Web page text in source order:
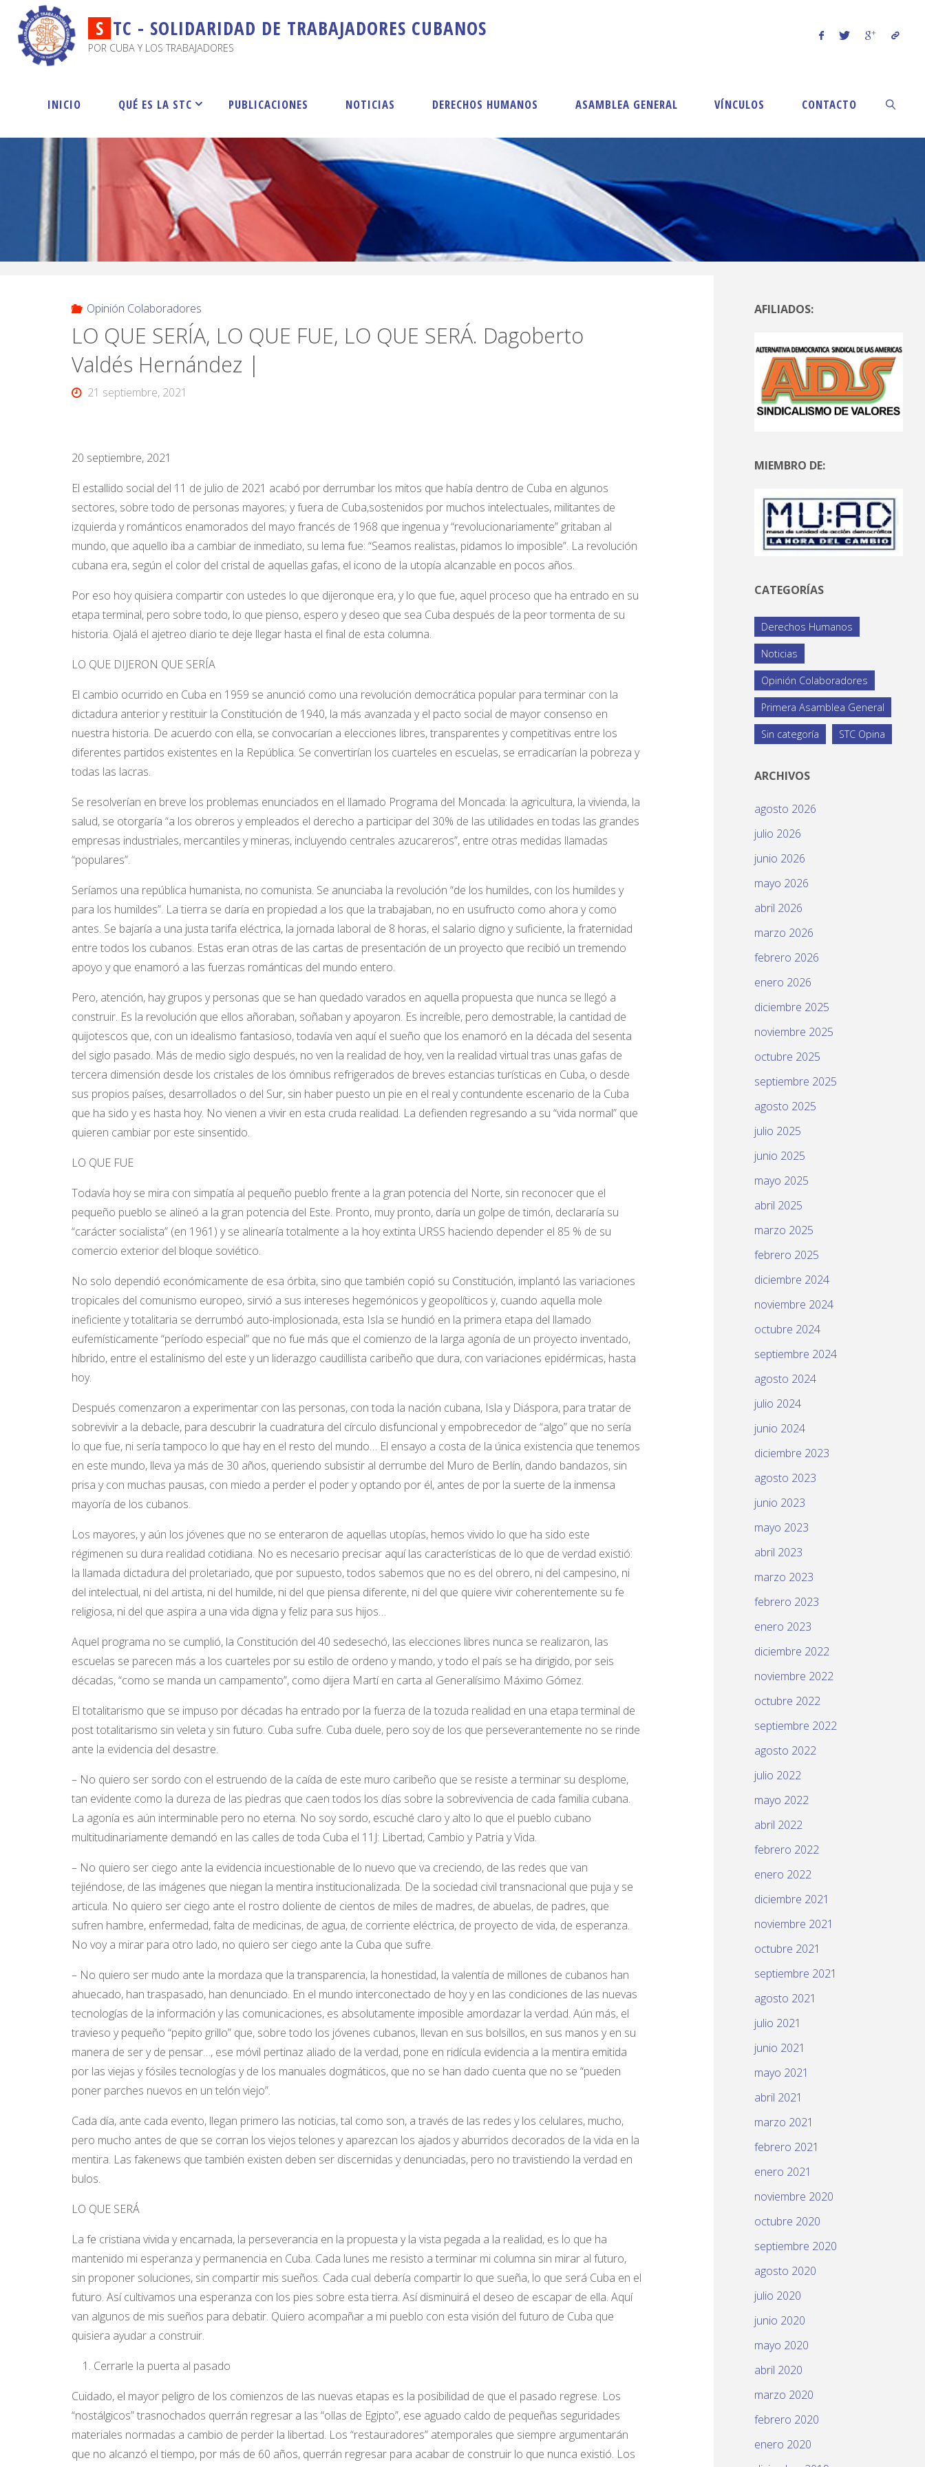
S TC - SOLIDARIDAD DE TRABAJADORES CUBANOS
POR CUBA Y LOS TRABAJADORES
INICIO QUÉ ES LA STC PUBLICACIONES NOTICIAS DERECHOS HUMANOS ASAMBLEA GENERAL VÍNCULOS CONTACTO
Opinión Colaboradores
LO QUE SERÍA, LO QUE FUE, LO QUE SERÁ. Dagoberto
Valdés Hernández |
21 septiembre, 2021
20 septiembre, 2021
El estallido social del 11 de julio de 2021 acabó por derrumbar los mitos que había dentro de Cuba en algunos
sectores, sobre todo de personas mayores; y fuera de Cuba,sostenidos por muchos intelectuales, militantes de
izquierda y románticos enamorados del mayo francés de 1968 que ingenua y “revolucionariamente” gritaban al
mundo, que aquello iba a cambiar de inmediato, su lema fue: “Seamos realistas, pidamos lo imposible”. La revolución
cubana era, según el color del cristal de aquellas gafas, el icono de la utopía alcanzable en pocos años.
Por eso hoy quisiera compartir con ustedes lo que dijeronque era, y lo que fue, aquel proceso que ha entrado en su
etapa terminal, pero sobre todo, lo que pienso, espero y deseo que sea Cuba después de la peor tormenta de su
historia. Ojalá el ajetreo diario te deje llegar hasta el final de esta columna.
LO QUE DIJERON QUE SERÍA
El cambio ocurrido en Cuba en 1959 se anunció como una revolución democrática popular para terminar con la
dictadura anterior y restituir la Constitución de 1940, la más avanzada y el pacto social de mayor consenso en
nuestra historia. De acuerdo con ella, se convocarían a elecciones libres, transparentes y competitivas entre los
diferentes partidos existentes en la República. Se convertirían los cuarteles en escuelas, se erradicarían la pobreza y
todas las lacras.
Se resolverían en breve los problemas enunciados en el llamado Programa del Moncada: la agricultura, la vivienda, la
salud, se otorgaría “a los obreros y empleados el derecho a participar del 30% de las utilidades en todas las grandes
empresas industriales, mercantiles y mineras, incluyendo centrales azucareros”, entre otras medidas llamadas
“populares”.
Seríamos una república humanista, no comunista. Se anunciaba la revolución “de los humildes, con los humildes y
para los humildes”. La tierra se daría en propiedad a los que la trabajaban, no en usufructo como ahora y como
antes. Se bajaría a una justa tarifa eléctrica, la jornada laboral de 8 horas, el salario digno y suficiente, la fraternidad
entre todos los cubanos. Estas eran otras de las cartas de presentación de un proyecto que recibió un tremendo
apoyo y que enamoró a las fuerzas románticas del mundo entero.
Pero, atención, hay grupos y personas que se han quedado varados en aquella propuesta que nunca se llegó a
construir. Es la revolución que ellos añoraban, soñaban y apoyaron. Es increíble, pero demostrable, la cantidad de
quijotescos que, con un idealismo fantasioso, todavía ven aquí el sueño que los enamoró en la década del sesenta
del siglo pasado. Más de medio siglo después, no ven la realidad de hoy, ven la realidad virtual tras unas gafas de
tercera dimensión desde los cristales de los ómnibus refrigerados de breves estancias turísticas en Cuba, o desde
sus propios países, desarrollados o del Sur, sin haber puesto un pie en el real y contundente escenario de la Cuba
que ha sido y es hasta hoy. No vienen a vivir en esta cruda realidad. La defienden regresando a su “vida normal” que
quieren cambiar por este sinsentido.
LO QUE FUE
Todavía hoy se mira con simpatía al pequeño pueblo frente a la gran potencia del Norte, sin reconocer que el
pequeño pueblo se alineó a la gran potencia del Este. Pronto, muy pronto, daría un golpe de timón, declararía su
“carácter socialista” (en 1961) y se alinearía totalmente a la hoy extinta URSS haciendo depender el 85 % de su
comercio exterior del bloque soviético.
No solo dependió económicamente de esa órbita, sino que también copió su Constitución, implantó las variaciones
tropicales del comunismo europeo, sirvió a sus intereses hegemónicos y geopolíticos y, cuando aquella mole
ineficiente y totalitaria se derrumbó auto-implosionada, esta Isla se hundió en la primera etapa del llamado
eufemísticamente “período especial” que no fue más que el comienzo de la larga agonía de un proyecto inventado,
híbrido, entre el estalinismo del este y un liderazgo caudillista caribeño que dura, con variaciones epidérmicas, hasta
hoy.
Después comenzaron a experimentar con las personas, con toda la nación cubana, Isla y Diáspora, para tratar de
sobrevivir a la debacle, para descubrir la cuadratura del círculo disfuncional y empobrecedor de “algo” que no sería
lo que fue, ni sería tampoco lo que hay en el resto del mundo… El ensayo a costa de la única existencia que tenemos
en este mundo, lleva ya más de 30 años, queriendo subsistir al derrumbe del Muro de Berlín, dando bandazos, sin
prisa y con muchas pausas, con miedo a perder el poder y optando por él, antes de por la suerte de la inmensa
mayoría de los cubanos.
Los mayores, y aún los jóvenes que no se enteraron de aquellas utopías, hemos vivido lo que ha sido este
régimenen su dura realidad cotidiana. No es necesario precisar aquí las características de lo que de verdad existió:
la llamada dictadura del proletariado, que por supuesto, todos sabemos que no es del obrero, ni del campesino, ni
del intelectual, ni del artista, ni del humilde, ni del que piensa diferente, ni del que quiere vivir coherentemente su fe
religiosa, ni del que aspira a una vida digna y feliz para sus hijos…
Aquel programa no se cumplió, la Constitución del 40 sedesechó, las elecciones libres nunca se realizaron, las
escuelas se parecen más a los cuarteles por su estilo de ordeno y mando, y todo el país se ha dirigido, por seis
décadas, “como se manda un campamento”, como dijera Martí en carta al Generalísimo Máximo Gómez.
El totalitarismo que se impuso por décadas ha entrado por la fuerza de la tozuda realidad en una etapa terminal de
post totalitarismo sin veleta y sin futuro. Cuba sufre. Cuba duele, pero soy de los que perseverantemente no se rinde
ante la evidencia del desastre.
– No quiero ser sordo con el estruendo de la caída de este muro caribeño que se resiste a terminar su desplome,
tan evidente como la dureza de las piedras que caen todos los días sobre la sobrevivencia de cada familia cubana.
La agonía es aún interminable pero no eterna. No soy sordo, escuché claro y alto lo que el pueblo cubano
multitudinariamente demandó en las calles de toda Cuba el 11J: Libertad, Cambio y Patria y Vida.
– No quiero ser ciego ante la evidencia incuestionable de lo nuevo que va creciendo, de las redes que van
tejiéndose, de las imágenes que niegan la mentira institucionalizada. De la sociedad civil transnacional que puja y se
articula. No quiero ser ciego ante el rostro doliente de cientos de miles de madres, de abuelas, de padres, que
sufren hambre, enfermedad, falta de medicinas, de agua, de corriente eléctrica, de proyecto de vida, de esperanza.
No voy a mirar para otro lado, no quiero ser ciego ante la Cuba que sufre.
– No quiero ser mudo ante la mordaza que la transparencia, la honestidad, la valentía de millones de cubanos han
ahuecado, han traspasado, han denunciado. En el mundo interconectado de hoy y en las condiciones de las nuevas
tecnologías de la información y las comunicaciones, es absolutamente imposible amordazar la verdad. Aún más, el
travieso y pequeño “pepito grillo” que, sobre todo los jóvenes cubanos, llevan en sus bolsillos, en sus manos y en su
manera de ser y de pensar…, ese móvil pertinaz aliado de la verdad, pone en ridícula evidencia a la mentira emitida
por las viejas y fósiles tecnologías y de los manuales dogmáticos, que no se han dado cuenta que no se “pueden
poner parches nuevos en un telón viejo”.
Cada día, ante cada evento, llegan primero las noticias, tal como son, a través de las redes y los celulares, mucho,
pero mucho antes de que se corran los viejos telones y aparezcan los ajados y aburridos decorados de la vida en la
mentira. Las fakenews que también existen deben ser discernidas y denunciadas, pero no travistiendo la verdad en
bulos.
LO QUE SERÁ
La fe cristiana vivida y encarnada, la perseverancia en la propuesta y la vista pegada a la realidad, es lo que ha
mantenido mi esperanza y permanencia en Cuba. Cada lunes me resisto a terminar mi columna sin mirar al futuro,
sin proponer soluciones, sin compartir mis sueños. Cada cual debería compartir lo que sueña, lo que será Cuba en el
futuro. Así cultivamos una esperanza con los pies sobre esta tierra. Así disminuirá el deseo de escapar de ella. Aquí
van algunos de mis sueños para debatir. Quiero acompañar a mi pueblo con esta visión del futuro de Cuba que
quisiera ayudar a construir.
Cerrarle la puerta al pasado
Cuidado, el mayor peligro de los comienzos de las nuevas etapas es la posibilidad de que el pasado regrese. Los
“nostálgicos” trasnochados querrán regresar a las “ollas de Egipto”, ese aguado caldo de pequeñas seguridades
materiales normadas a cambio de perder la libertad. Los “restauradores” atemporales que siempre argumentarán
que no alcanzó el tiempo, por más de 60 años, querrán regresar para acabar de construir lo que nunca existió. Los
AFILIADOS:
MIEMBRO DE:
CATEGORÍAS
Derechos Humanos
Noticias
Opinión Colaboradores
Primera Asamblea General
Sin categoría STC Opina
ARCHIVOS
agosto 2026
julio 2026
junio 2026
mayo 2026
abril 2026
marzo 2026
febrero 2026
enero 2026
diciembre 2025
noviembre 2025
octubre 2025
septiembre 2025
agosto 2025
julio 2025
junio 2025
mayo 2025
abril 2025
marzo 2025
febrero 2025
diciembre 2024
noviembre 2024
octubre 2024
septiembre 2024
agosto 2024
julio 2024
junio 2024
diciembre 2023
agosto 2023
junio 2023
mayo 2023
abril 2023
marzo 2023
febrero 2023
enero 2023
diciembre 2022
noviembre 2022
octubre 2022
septiembre 2022
agosto 2022
julio 2022
mayo 2022
abril 2022
febrero 2022
enero 2022
diciembre 2021
noviembre 2021
octubre 2021
septiembre 2021
agosto 2021
julio 2021
junio 2021
mayo 2021
abril 2021
marzo 2021
febrero 2021
enero 2021
noviembre 2020
octubre 2020
septiembre 2020
agosto 2020
julio 2020
junio 2020
mayo 2020
abril 2020
marzo 2020
febrero 2020
enero 2020